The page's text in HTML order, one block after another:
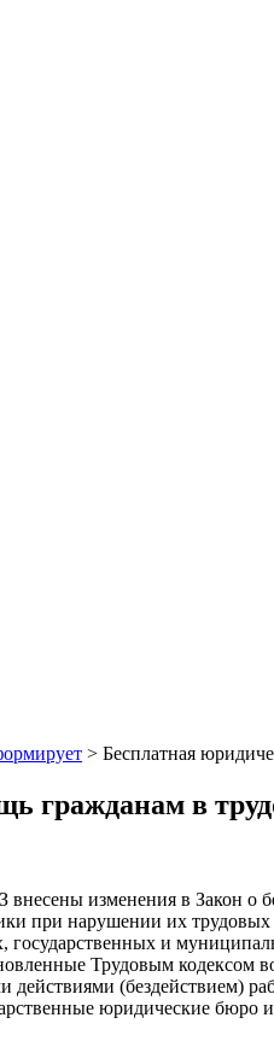
> Бесплатная
гражданам в
изменения в Закон
при нарушении их трудовых
государственных и
Трудовым кодексом
(бездействием)
юридические